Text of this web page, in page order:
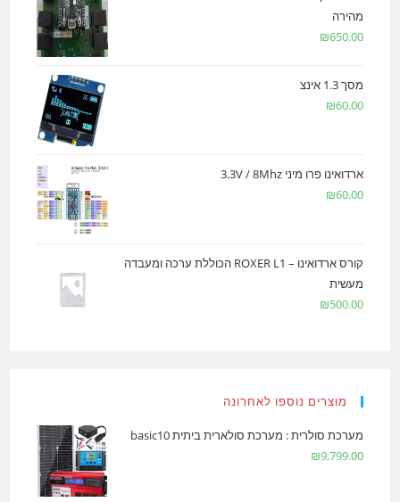
מהירה
₪650.00
מסך 1.3 אינצ
₪60.00
ארדואינו פרו מיני 3.3V / 8Mhz
₪60.00
קורס ארדואינו – ROXER L1 הכוללת ערכה ומעבדה
מעשית
₪500.00
מוצרים נוספו לאחרונה
מערכת סולרית : מערכת סולארית ביתית basic10
₪9,799.00